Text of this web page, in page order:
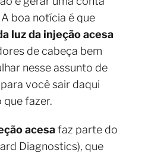
boa notícia é que
luz da injeção acesa
de cabeça bem
nesse assunto de
você sair daqui
fazer.
acesafaz parte do
Diagnostics), que